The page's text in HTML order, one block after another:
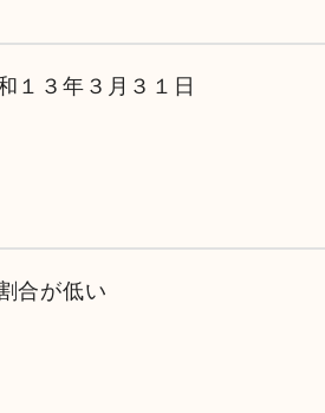
３年３月３１日
合が低い